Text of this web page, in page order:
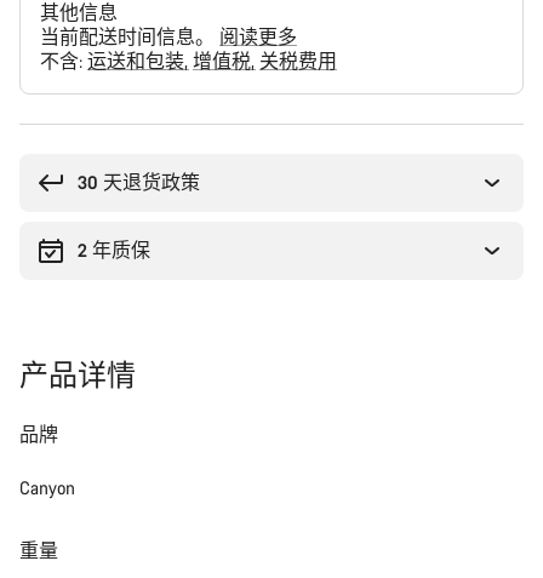
其他信息
当前配送时间信息。 阅读更多
不含: 运送和包装 增值税 关税费用
30 天退货政策
2 年质保
产品详情
品牌
Canyon
重量